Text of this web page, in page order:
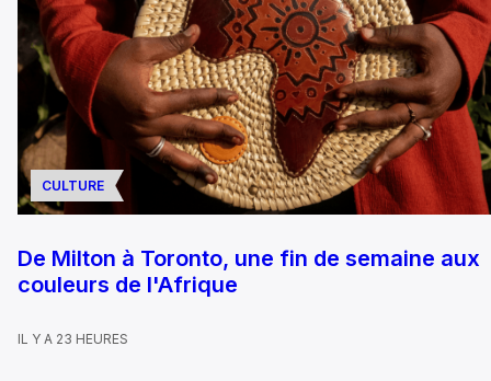
CULTURE
De Milton à Toronto, une fin de semaine aux
couleurs de l'Afrique
IL Y A 23 HEURES